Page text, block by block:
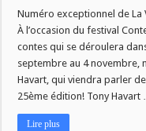
Numéro exceptionnel de La
À l’occasion du festival
contes qui se déroulera
septembre au 4 novembre,
Havart, qui viendra parler
25ème édition! Tony Havart
Lire plus